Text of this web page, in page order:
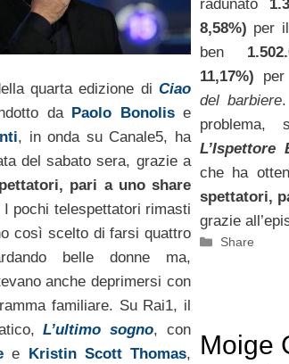
radunato
8,58%) per
ben
11,17%)
del barbiere
problema,
L’Ispettore
che ha
spettatori,
grazie
Categorie
Share
quarta edizione di Ciao
da Paolo Bonolise
, in onda su Canale5, ha
del sabato sera, grazie a
pari a uno share
I pochi telespettatori rimasti
così scelto di farsi quattro
belle donne ma,
anche deprimersi con
familiare. Su Rai1, il
L’ultimo sogno, con
e Kristin Scott Thomas,
Moige